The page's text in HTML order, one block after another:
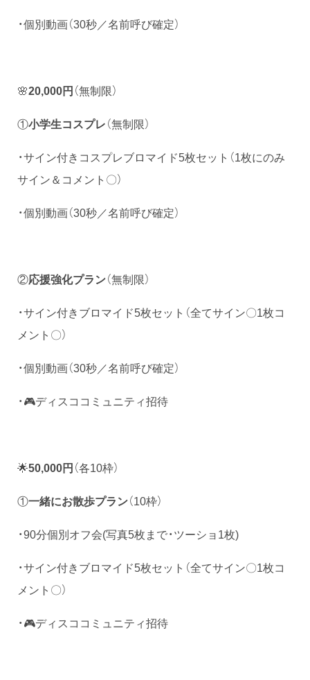
・個別動画（30秒／名前呼び確定）
🌸20,000円（無制限）
①小学生コスプレ（無制限）
・サイン付きコスプレブロマイド5枚セット（1枚にのみ
サイン＆コメント〇）
・個別動画（30秒／名前呼び確定）
②応援強化プラン（無制限）
・サイン付きブロマイド5枚セット（全てサイン〇1枚コ
メント〇）
・個別動画（30秒／名前呼び確定）
・🎮ディスココミュニティ招待
🌟50,000円（各10枠）
①一緒にお散歩プラン（10枠）
・90分個別オフ会(写真5枚まで・ツーショ1枚)
・サイン付きブロマイド5枚セット（全てサイン〇1枚コ
メント〇）
・🎮ディスココミュニティ招待